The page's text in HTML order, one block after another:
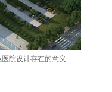
医院设计存在的意义